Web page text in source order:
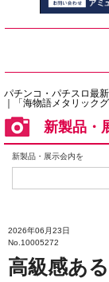
パチンコ・パチスロ最
｜「海物語メタリックグ
新製品・
新製品・展示会内を
2026年06月23日
No.10005272
高級感あ